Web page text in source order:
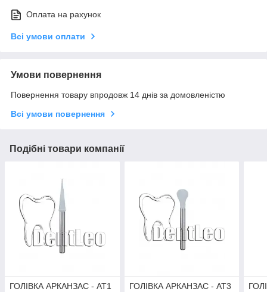
Оплата на рахунок
Всі умови оплати
Умови повернення
Повернення товару впродовж 14 днів за домовленістю
Всі умови повернення
Подібні товари компанії
ГОЛІВКА АРКАНЗАС - АТ1 ГОЛІВКА АРКАНЗАС - АТ3